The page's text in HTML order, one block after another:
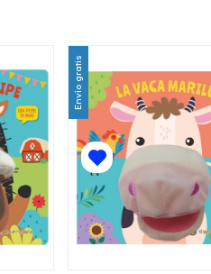
Envío gratis